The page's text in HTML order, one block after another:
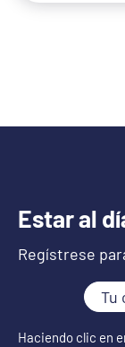
Estar al
Regístrese
Tu
Haciendo clic en